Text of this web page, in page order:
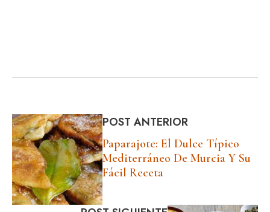
POST ANTERIOR
Paparajote: El Dulce Típico
Mediterráneo De Murcia Y Su
Fácil Receta